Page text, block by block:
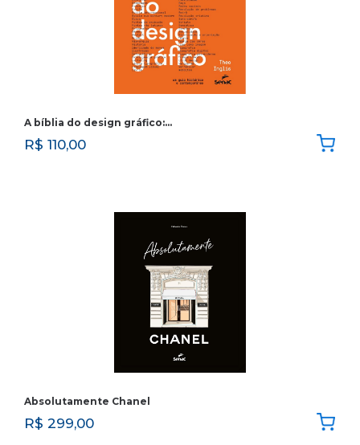
A bíblia do design gráfico:…
R$ 110,00
Absolutamente Chanel
R$ 299,00